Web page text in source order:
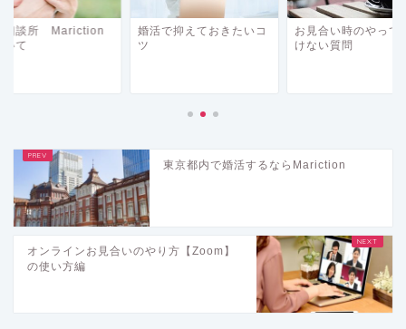
で抑えておきたいコ
お見合い時のやってはい
けない質問
結婚相談所
について
東京都内で婚活するならMariction
オンラインお見合いのやり方【Zoom】
の使い方編